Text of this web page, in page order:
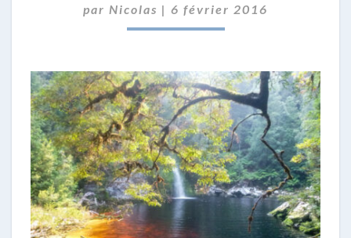
(ET
AUTRES
par Nicolas | 6 février 2016